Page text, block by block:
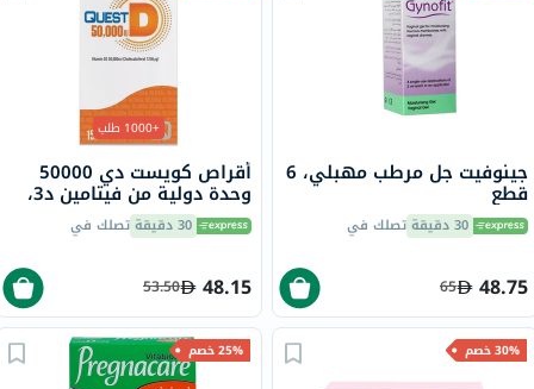
جينوفيت جل مرطب مهبلي، 6
قطع
30 دقيقة تصلك في
48.75
65
+1000 طلب
أقراص كويست دي 50000
وحدة دولية من فيتامين د3،
15 قرص 30 دقيقة تصلك في
48.15
53.50
30% خصم 25% خصم